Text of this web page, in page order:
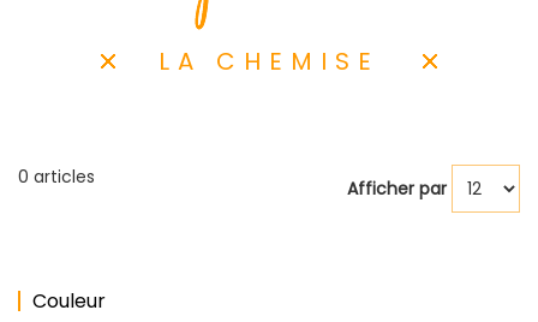
LA CHEMISE
0 articles Afficher par
Couleur